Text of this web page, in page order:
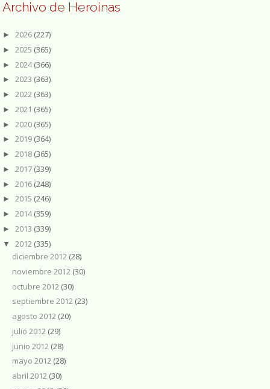
Archivo de Heroinas
► 2026 (227)
► 2025 (365)
► 2024(366)
► 2023 (363)
► 2022 (363)
► 2021 (365)
► 2020 (365)
► 2019 (364)
► 2018 (365)
► 2017 (339)
► 2016 (248)
► 2015 (246)
► 2014(359)
► 2013 (339)
▼ 2012 (335)
diciembre 2012 (28)
noviembre 2012 (30)
octubre 2012 (30)
septiembre 2012 (23)
agosto 2012 (20)
julio 2012 (29)
junio 2012 (28)
mayo 2012 (28)
abril 2012 (30)